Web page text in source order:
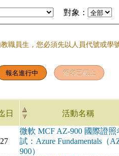
對象：
職員生，您必須先以人員代號或學
日 活動名稱
微軟 MCF AZ-900 國際證照
試：Azure Fundamentals（
900）